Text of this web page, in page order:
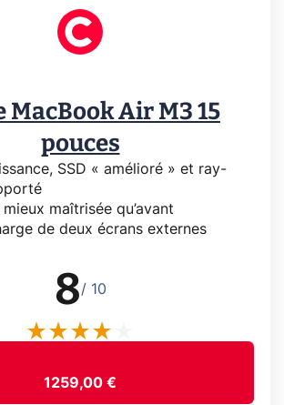
MacBook Air M3 15
pouces
SSD « amélioré » et ray-
maîtrisée qu’avant
de deux écrans externes
8/ 10
1259,00 €